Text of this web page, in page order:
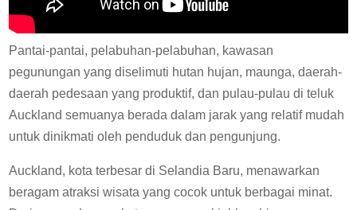
Pantai-pantai, pelabuhan-pelabuhan, kawasan
pegunungan yang diselimuti hutan hujan, maunga, daerah-
daerah pedesaan yang produktif, dan pulau-pulau di teluk
Auckland semuanya berada dalam jarak yang relatif mudah
untuk dinikmati oleh penduduk dan pengunjung.
Auckland, kota terbesar di Selandia Baru, menawarkan
beragam atraksi wisata yang cocok untuk berbagai minat.